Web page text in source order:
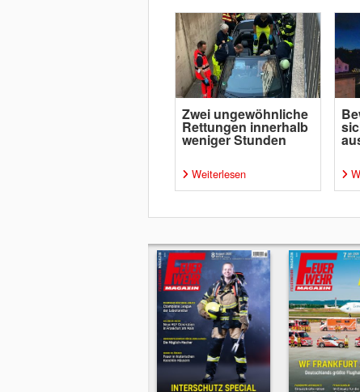
Zwei ungewöhnliche
Rettungen innerhalb
weniger Stunden
Weiterlesen